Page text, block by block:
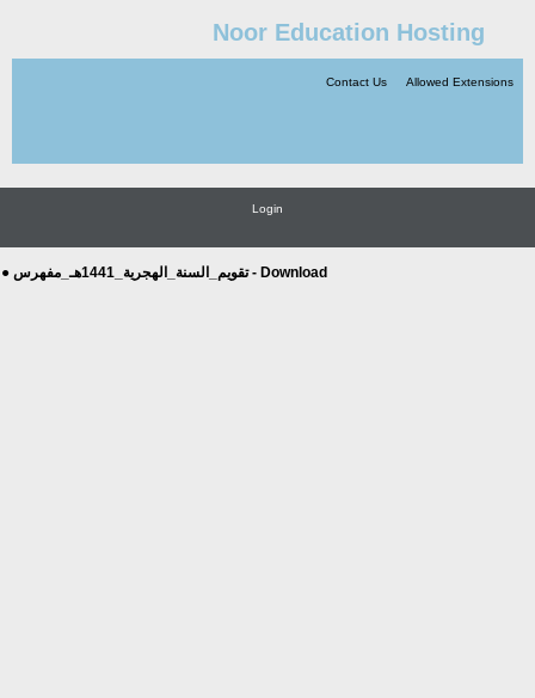
Noor Education Hosting
Allowed Extensions
Contact Us
Login
● تقويم_السنة_الهجرية_1441هـ_مفهرس - Download